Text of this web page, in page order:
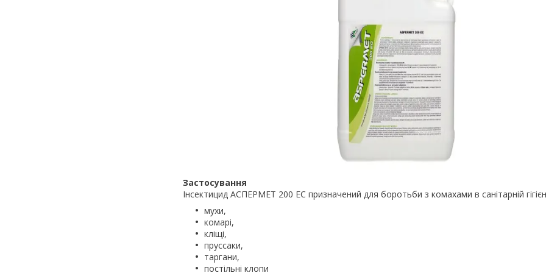
Застосування
Інсектицид АСПЕРМЕТ 200 ЕС призначений для боротьби з комахами в санітарній
мухи,
комарі,
кліщі,
пруссаки,
таргани,
постільні клопи